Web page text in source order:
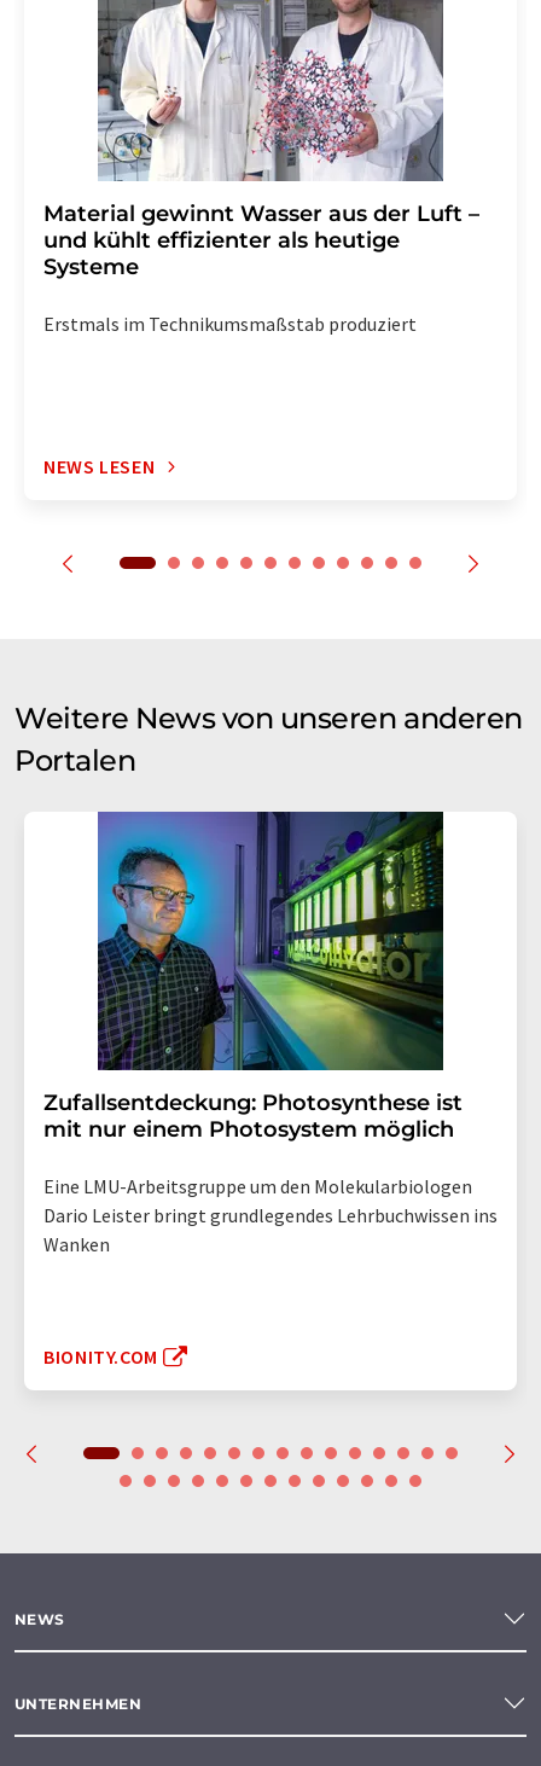
Abbestellung des entsprechenden Newsletters
enthalten.
Material gewinnt Wasser aus der Luft –
und kühlt effizienter als heutige
Systeme
Erstmals im Technikumsmaßstab produziert
NEWS LESEN
Weitere News von unseren anderen
Portalen
Zufallsentdeckung: Photosynthese ist
mit nur einem Photosystem möglich
Eine LMU-Arbeitsgruppe um den Molekularbiologen
Dario Leister bringt grundlegendes Lehrbuchwissen ins
Wanken
BIONITY.COM
NEWS
UNTERNEHMEN